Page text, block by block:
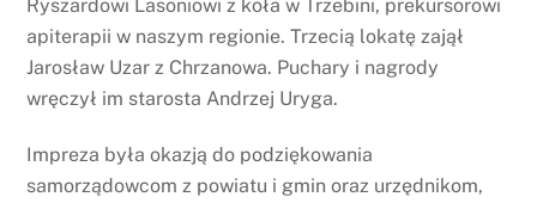
Ryszardowi Lasoniowi z koła w Trzebini, prekursorowi
apiterapii w naszym regionie. Trzecią lokatę zajął
Jarosław Uzar z Chrzanowa. Puchary i nagrody
wręczył im starosta Andrzej Uryga.
Impreza była okazją do podziękowania
samorządowcom z powiatu i gmin oraz urzędnikom,